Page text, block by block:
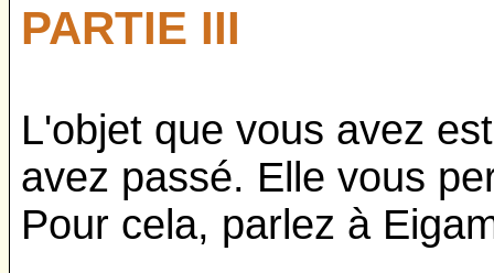
PARTIE III
L'objet que vous avez
avez passé. Elle vous
Pour cela, parlez à